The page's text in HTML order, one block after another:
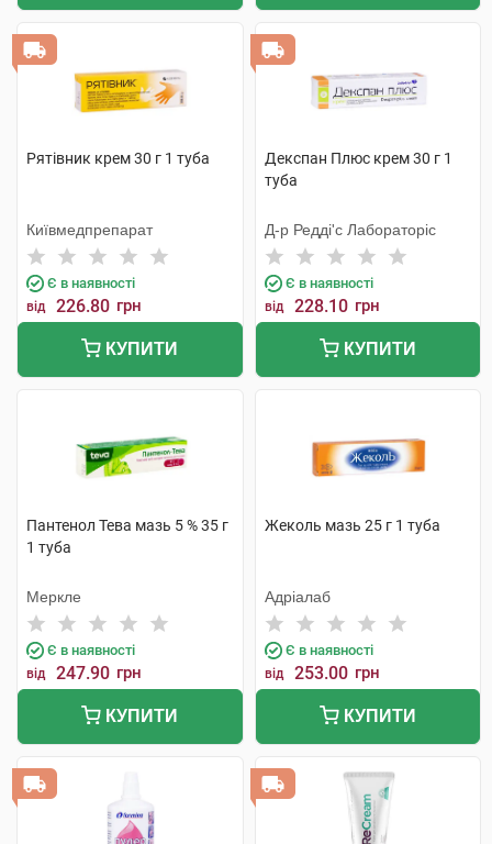
Рятівник крем 30 г 1 туба
Київмедпрепарат
Є в наявності
від 226.80 грн
КУПИТИ
Декспан Плюс крем 30 г 1
туба
Д-р Редді'с Лабораторіс
Є в наявності
від 228.10 грн
КУПИТИ
Пантенол Тева мазь 5 % 35 г
1 туба
Меркле
Є в наявності
від 247.90 грн
КУПИТИ
Жеколь мазь 25 г 1 туба
Адріалаб
Є в наявності
від 253.00 грн
КУПИТИ